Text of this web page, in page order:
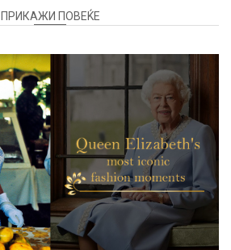
ПРИКАЖИ ПОВЕЌЕ